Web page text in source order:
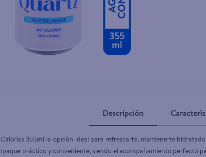
Descripción
355ml la opción ideal para refrescarte, mantenerte
práctico y conveniente, siendo el acompañamiento perfecto
goodyear
pollo norteño